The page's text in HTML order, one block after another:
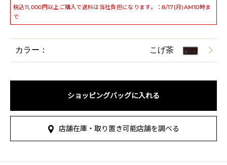
税込11,000円以上ご購入で送料は当社負担になります。：8/17(月)AM10時ま
で
カラー： こげ茶
ショッピングバッグに入れる
店舗在庫・取り置き可能店舗を調べる